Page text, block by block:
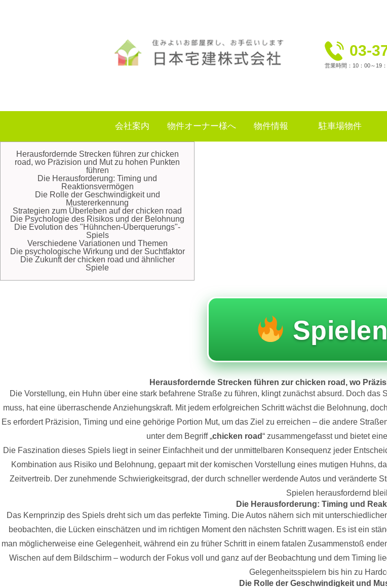
03-
営業時間：10：00～19
会社案内 物件オーナー様へ 物件情報 駐車場物件
Herausfordernde Strecken führen zur chicken
road, wo Präzision und Mut zu hohen Punkten
führen
Die Herausforderung: Timing und
Reaktionsvermögen
Die Rolle der Geschwindigkeit und
Mustererkennung
Strategien zum Überleben auf der chicken road
Die Psychologie des Risikos und der Belohnung
Die Evolution des "Hühnchen-Überquerungs"-
Spiels
Verschiedene Variationen und Themen
Die psychologische Wirkung und der Suchtfaktor
Die Zukunft der chicken road und ähnlicher
Spiele
Herausfordernde Strecken führen zur chicken road, wo
Die Vorstellung, ein Huhn über eine stark befahrene Straße zu führen, klingt zunächst absurd. Doch
muss, hat eine überraschende Anziehungskraft. Mit jedem erfolgreichen Schritt wächst die Belohnung,
Es erfordert Präzision, Timing und eine gehörige Portion Mut, um das Ziel zu erreichen – die andere
unter dem Begriff „chicken road“ zusammengefasst und bietet
Die Faszination dieses Spiels liegt in seiner Einfachheit und der unmittelbaren Konsequenz jeder
Kombination aus Risiko und Belohnung, gepaart mit der komischen Vorstellung eines mutigen Huhns,
Zeitvertreib. Der zunehmende Schwierigkeitsgrad, der durch schneller werdende Autos und veränderte
Spielen herausfordernd
Die Herausforderung: Timing und
Das Kernprinzip des Spiels dreht sich um das perfekte Timing. Die Autos nähern sich mit
beobachten, die Lücken einschätzen und im richtigen Moment den nächsten Schritt wagen. Es ist ein
man möglicherweise eine Gelegenheit, während ein zu früher Schritt in einem fatalen Zusammenstoß
Wischen auf dem Bildschirm – wodurch der Fokus voll und ganz auf der Beobachtung und dem Timing
Gelegenheitsspielern bis hin zu
Die Rolle der Geschwindigkeit und